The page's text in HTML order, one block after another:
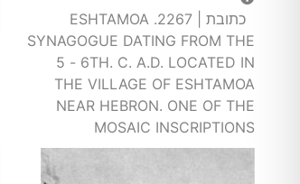
כתובת | 2267. ESHTAMOA
SYNAGOGUE DATING FROM THE
5 - 6TH. C. A.D. LOCATED IN
THE VILLAGE OF ESHTAMOA
NEAR HEBRON. ONE OF THE
MOSAIC INSCRIPTIONS